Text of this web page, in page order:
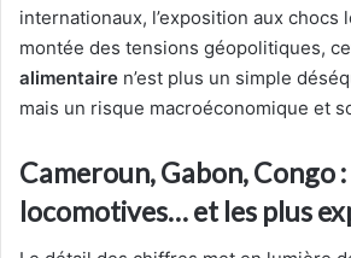
internationaux, l’exposition aux chocs
montée des tensions géopolitiques,
alimentaire n’est plus un simple
mais un risque macroéconomique et
Cameroun, Gabon, Congo :
locomotives… et les plus